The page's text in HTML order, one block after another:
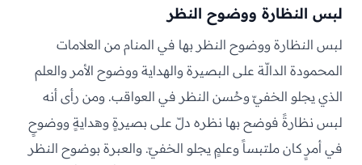
لبس النظارة ووضوح النظر
لبس النظارة ووضوح النظر بها في المنام من العلامات
المحمودة الدالّة على البصيرة والهداية ووضوح الأمر والعلم
الذي يجلو الخفيّ وحُسن النظر في العواقب. ومن رأى أنه
لبس نظارةً فوضح بها نظره دلّ على بصيرةٍ وهدايةٍ ووضوحٍ
في أمرٍ كان ملتبساً وعلمٍ يجلو الخفيّ. والعبرة بوضوح النظر